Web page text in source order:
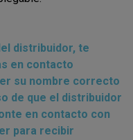
distribuidor, te
en contacto
su nombre correcto
de que el distribuidor
en contacto con
para recibir